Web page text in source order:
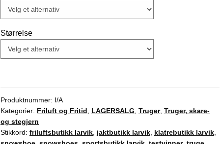
kr 3.499,00
Størrelse
Produktnummer: I/A
Kategorier: Friluft og Fritid LAGERSALG Truger, Truger, skare-
og stegjern
Stikkord: friluftsbutikk larvik jaktbutikk larvik klatrebutikk larvik